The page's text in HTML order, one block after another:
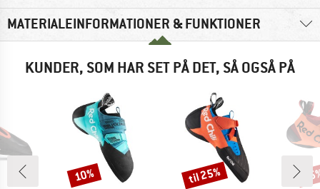
MATERIALEINFORMATIONER & FUNKTIONER
KUNDER, SOM HAR SET PÅ DET, SÅ OGSÅ PÅ
Rabat
10% Rabat
til 25%